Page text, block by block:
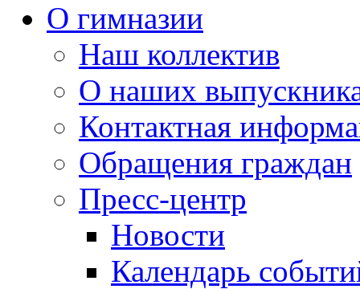
О гимназии
Наш коллектив
О наших
Контактная
Обращения граждан
Пресс-центр
Новости
Календарь